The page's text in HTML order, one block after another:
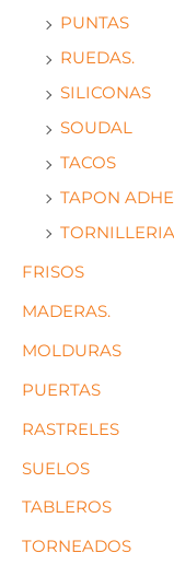
PUNTAS
RUEDAS.
SILICONAS
SOUDAL
TACOS
TAPON
TORNILLERIA
FRISOS
MADERAS.
MOLDURAS
PUERTAS
RASTRELES
SUELOS
TABLEROS
TORNEADOS